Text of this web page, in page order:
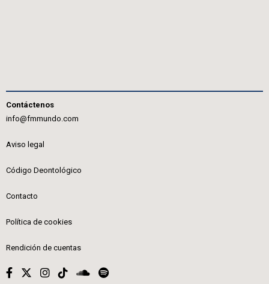
Contáctenos
info@fmmundo.com
Aviso legal
Código Deontológico
Contacto
Política de cookies
Rendición de cuentas